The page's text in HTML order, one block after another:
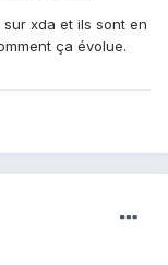
xda et ils sont en
ça évolue.